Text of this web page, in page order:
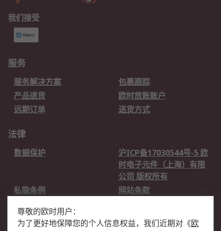
我们接受
服务
服务解决方案
包裹跟踪
产品退货
欧时放账账户
远期订单
送货方式
法律
数据保护
沪ICP备17030544号-5 欧
时电子元件（上海）有限
公司 版权所有
私隐条例
网站条款
尊敬的欧时用户：
为了更好地保障您的个人信息权益，我们近期对 《欧